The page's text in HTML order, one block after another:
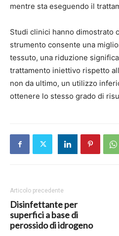
mentre sta eseguendo il
Studi clinici hanno dimostrato
strumento consente una
tessuto, una riduzione
trattamento iniettivo rispetto
non da ultimo, un utilizzo
ottenere lo stesso grado di
Articolo precedente
Disinfettante per
superfici a base di
perossido di idrogeno